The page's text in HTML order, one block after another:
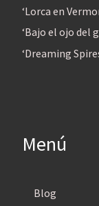
‘Lorca en
‘Bajo el ojo del
‘Dreaming
Menú
Blog